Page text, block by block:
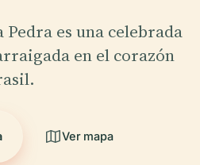
es una celebrada
en el corazón
Ver mapa